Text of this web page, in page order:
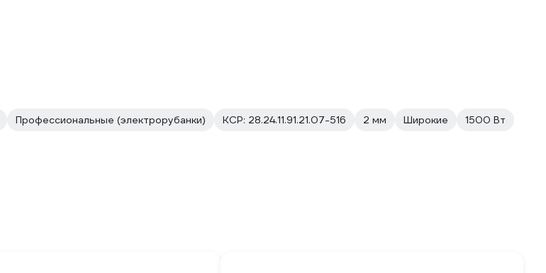
Профессиональные (электрорубанки) КСР: 28.24.11.91.21.07-516 2 мм Широкие
1500 Вт